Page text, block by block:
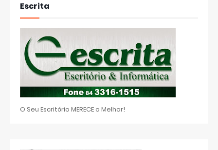
Escrita
O Seu Escritório MERECE o Melhor!